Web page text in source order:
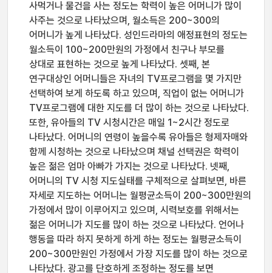
사먹거나 물건을 사는 정도는 학력이 높은 어머니가 많이
사주는 것으로 나타났으며, 월소득은 200~300의
어머니가 높게 나타났다. 성인드라마의 애정표현의 정도는
월소득이 100~200만원의 가정에서 친구나 부모를
상대로 표현하는 것으로 높게 나타났다. 셋째, 본
연구대상인 어머니들은 자녀의 TV프로그램을 몇 가지만
선택하여 보게 하도록 하고 있으며, 직업이 없는 어머니가
TV프로그램에 대한 지도를 더 많이 하는 것으로 나타났다.
또한, 유아들의 TV 시청시간은 매일 1~2시간 정도로
나타났다. 어머니의 연령이 높을수록 유아들은 형제자매와
함께 시청하는 것으로 나타났으며 채널 선택권은 학력이
높은 젊은 엄마 아빠가 가지는 것으로 나타났다. 넷째,
어머니의 TV 시청 지도실태를 구체적으로 살펴보면, 바른
자세로 지도하는 어머니는 월평균소득이 200~300만원의
가정에서 많이 이루어지고 있으며, 시력보호를 위해서는
젊은 어머니가 지도를 많이 하는 것으로 나타났다. 언어나
행동을 따라 하지 못하게 하게 하는 정도는 월평균소득이
200~300만원인 가정에서 가장 지도를 많이 하는 것으로
나타났다. 광고를 단호하게 조정하는 정도를 보면